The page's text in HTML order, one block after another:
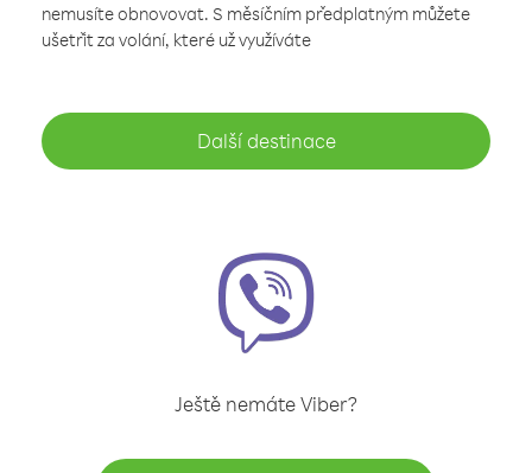
nemusíte obnovovat. S měsíčním předplatným můžete
ušetřit za volání, které už využíváte
Další destinace
Ještě nemáte Viber?